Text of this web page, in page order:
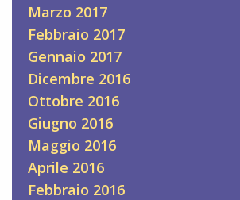
Marzo 2017
Febbraio 2017
Gennaio 2017
Dicembre 2016
Ottobre 2016
Giugno 2016
Maggio 2016
Aprile 2016
Febbraio 2016